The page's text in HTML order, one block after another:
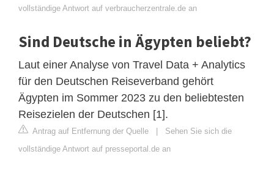
vollständige Antwort auf verbraucherzentrale.de an
Sind Deutsche in Ägypten beliebt?
Laut einer Analyse von Travel Data + Analytics
für den Deutschen Reiseverband gehört
Ägypten im Sommer 2023 zu den beliebtesten
Reisezielen der Deutschen [1].
Antrag auf Entfernung der Quelle | Sehen Sie sich die
vollständige Antwort auf presseportal.de an